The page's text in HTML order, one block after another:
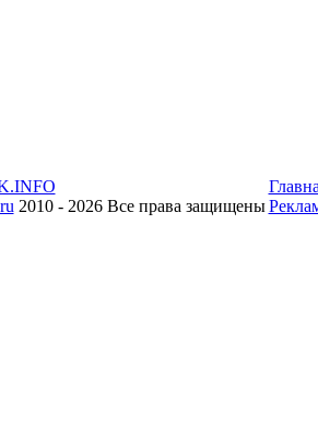
2010 - 2026 Все права защищены